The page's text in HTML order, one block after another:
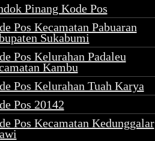
Pinang Kode Pos
Pos Kecamatan Pabuaran
Sukabumi
Pos Kelurahan Padaleu
Kambu
Pos Kelurahan Tuah Karya
Pos 20142
Pos Kecamatan Kedunggalar